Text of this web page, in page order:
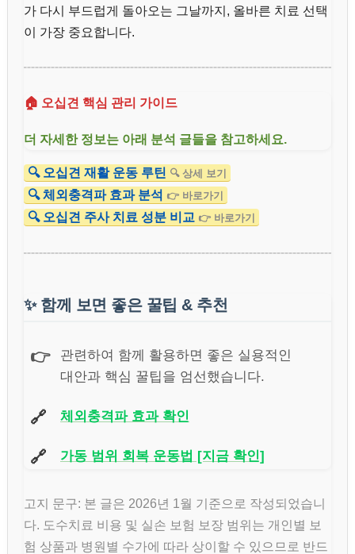
가 다시 부드럽게 돌아오는 그날까지, 올바른 치료 선택
이 가장 중요합니다.
🏠 오십견 핵심 관리 가이드
더 자세한 정보는 아래 분석 글들을 참고하세요.
🔍 오십견 재활 운동 루틴 🔍 상세 보기
🔍 체외충격파 효과 분석 👉 바로가기
🔍 오십견 주사 치료 성분 비교 👉 바로가기
✨ 함께 보면 좋은 꿀팁 & 추천
👉
관련하여 함께 활용하면 좋은 실용적인
대안과 핵심 꿀팁을 엄선했습니다.
🔗 체외충격파 효과 확인
🔗 가동 범위 회복 운동법 [지금 확인]
고지 문구: 본 글은 2026년 1월 기준으로 작성되었습니
다. 도수치료 비용 및 실손 보험 보장 범위는 개인별 보
험 상품과 병원별 수가에 따라 상이할 수 있으므로 반드